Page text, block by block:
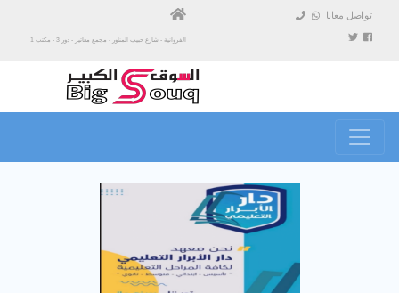
الفروانية - شارع حبيب المناور - مجمع مغاتير - دور 3 - مكتب 1
تواصل معانا